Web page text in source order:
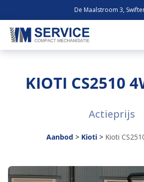
De Maalstroom 3,
KIOTI CS2510
Actieprijs
Aanbod > Kioti > Kioti